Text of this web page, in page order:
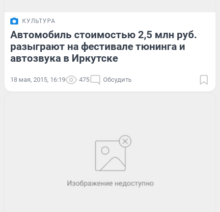
КУЛЬТУРА
Автомобиль стоимостью 2,5 млн руб.
разыграют на фестивале тюнинга и
автозвука в Иркутске
18 мая, 2015, 16:19 475 Обсудить